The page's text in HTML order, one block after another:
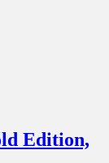
Edition,